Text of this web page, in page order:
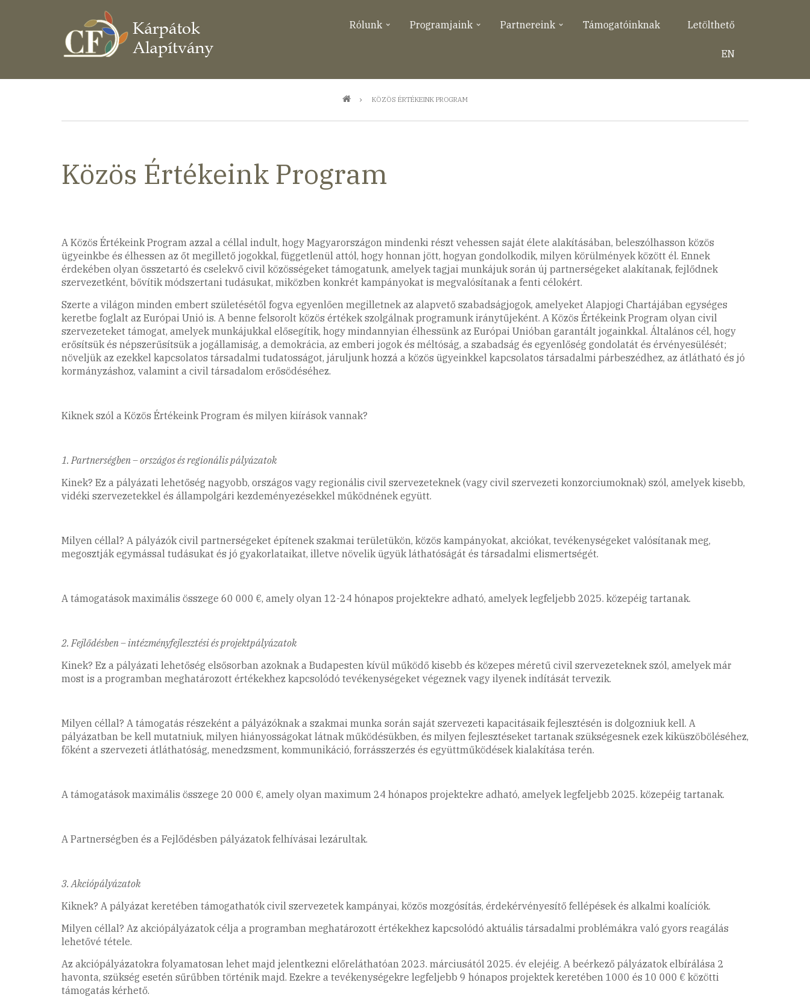
Rólunk Programjaink Partnereink Támogatóinknak Letölthető
EN
KÖZÖS ÉRTÉKEINK PROGRAM
Közös Értékeink Program
A Közös Értékeink Program azzal a céllal indult, hogy Magyarországon mindenki részt vehessen saját élete alakításában, beleszólhasson közös
ügyeinkbe és élhessen az őt megillető jogokkal, függetlenül attól, hogy honnan jött, hogyan gondolkodik, milyen körülmények között él. Ennek
érdekében olyan összetartó és cselekvő civil közösségeket támogatunk, amelyek tagjai munkájuk során új partnerségeket alakítanak, fejlődnek
szervezetként, bővítik módszertani tudásukat, miközben konkrét kampányokat is megvalósítanak a fenti célokért.
Szerte a világon minden embert születésétől fogva egyenlően megilletnek az alapvető szabadságjogok, amelyeket Alapjogi Chartájában egységes
keretbe foglalt az Európai Unió is. A benne felsorolt közös értékek szolgálnak programunk iránytűjeként. A Közös Értékeink Program olyan civil
szervezeteket támogat, amelyek munkájukkal elősegítik, hogy mindannyian élhessünk az Európai Unióban garantált jogainkkal. Általános cél, hogy
erősítsük és népszerűsítsük a jogállamiság, a demokrácia, az emberi jogok és méltóság, a szabadság és egyenlőség gondolatát és érvényesülését;
növeljük az ezekkel kapcsolatos társadalmi tudatosságot, járuljunk hozzá a közös ügyeinkkel kapcsolatos társadalmi párbeszédhez, az átlátható és jó
kormányzáshoz, valamint a civil társadalom erősödéséhez.
Kiknek szól a Közös Értékeink Program és milyen kiírások vannak?
1. Partnerségben – országos és regionális pályázatok
Kinek? Ez a pályázati lehetőség nagyobb, országos vagy regionális civil szervezeteknek (vagy civil szervezeti konzorciumoknak) szól, amelyek kisebb,
vidéki szervezetekkel és állampolgári kezdeményezésekkel működnének együtt.
Milyen céllal? A pályázók civil partnerségeket építenek szakmai területükön, közös kampányokat, akciókat, tevékenységeket valósítanak meg,
megosztják egymással tudásukat és jó gyakorlataikat, illetve növelik ügyük láthatóságát és társadalmi elismertségét.
A támogatások maximális összege 60 000 €, amely olyan 12-24 hónapos projektekre adható, amelyek legfeljebb 2025. közepéig tartanak.
2. Fejlődésben – intézményfejlesztési és projektpályázatok
Kinek? Ez a pályázati lehetőség elsősorban azoknak a Budapesten kívül működő kisebb és közepes méretű civil szervezeteknek szól, amelyek már
most is a programban meghatározott értékekhez kapcsolódó tevékenységeket végeznek vagy ilyenek indítását tervezik.
Milyen céllal? A támogatás részeként a pályázóknak a szakmai munka során saját szervezeti kapacitásaik fejlesztésén is dolgozniuk kell. A
pályázatban be kell mutatniuk, milyen hiányosságokat látnak működésükben, és milyen fejlesztéseket tartanak szükségesnek ezek kiküszöböléséhez,
főként a szervezeti átláthatóság, menedzsment, kommunikáció, forrásszerzés és együttműködések kialakítása terén.
A támogatások maximális összege 20 000 €, amely olyan maximum 24 hónapos projektekre adható, amelyek legfeljebb 2025. közepéig tartanak.
A Partnerségben és a Fejlődésben pályázatok felhívásai lezárultak.
3. Akciópályázatok
Kiknek? A pályázat keretében támogathatók civil szervezetek kampányai, közös mozgósítás, érdekérvényesítő fellépések és alkalmi koalíciók.
Milyen céllal? Az akciópályázatok célja a programban meghatározott értékekhez kapcsolódó aktuális társadalmi problémákra való gyors reagálás
lehetővé tétele.
Az akciópályázatokra folyamatosan lehet majd jelentkezni előreláthatóan 2023. márciusától 2025. év elejéig. A beérkező pályázatok elbírálása 2
havonta, szükség esetén sűrűbben történik majd. Ezekre a tevékenységekre legfeljebb 9 hónapos projektek keretében 1000 és 10 000 € közötti
támogatás kérhető.